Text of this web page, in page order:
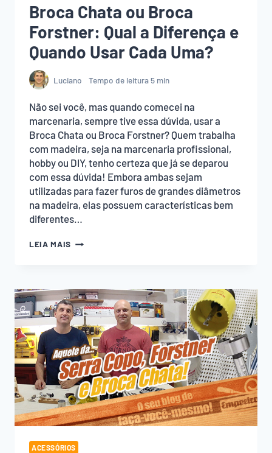
Broca Chata ou Broca
Forstner: Qual a Diferença e
Quando Usar Cada Uma?
Luciano Tempo de leitura5 min
Não sei você, mas quando comecei na
marcenaria, sempre tive essa dúvida, usar a
Broca Chata ou Broca Forstner? Quem trabalha
com madeira, seja na marcenaria profissional,
hobby ou DIY, tenho certeza que já se deparou
com essa dúvida! Embora ambas sejam
utilizadas para fazer furos de grandes diâmetros
na madeira, elas possuem características bem
diferentes…
LEIA MAIS BROCA
FORSTNER:
QUAL
A
DIFERENÇA
E
QUANDO
USAR
CADA
UMA?
ACESSÓRIOS